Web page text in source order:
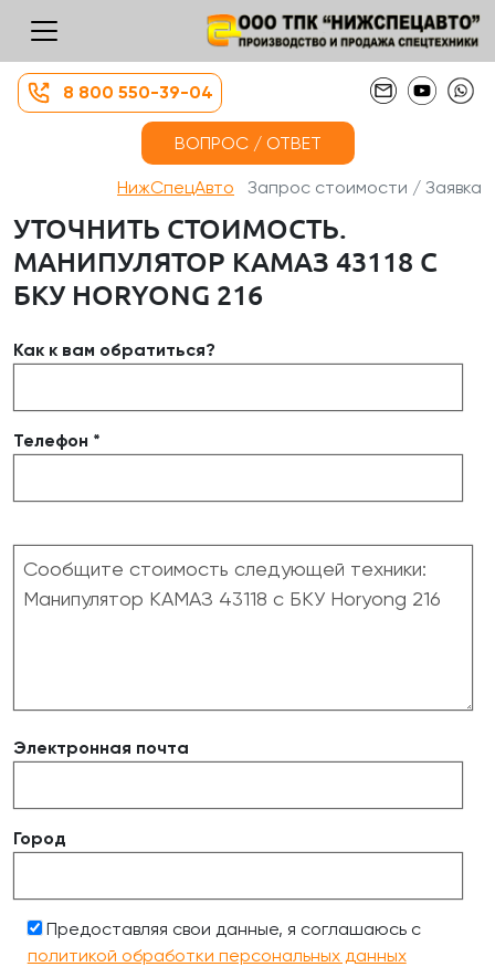
8 800 550-39-04
ВОПРОС / ОТВЕТ
НижСпецАвто Запрос стоимости / Заявка
УТОЧНИТЬ СТОИМОСТЬ.
МАНИПУЛЯТОР КАМАЗ 43118 С
БКУ HORYONG 216
Как к вам обратиться?
Телефон *
Электронная почта
Город
Предоставляя свои данные, я соглашаюсь с
политикой обработки персональных данных